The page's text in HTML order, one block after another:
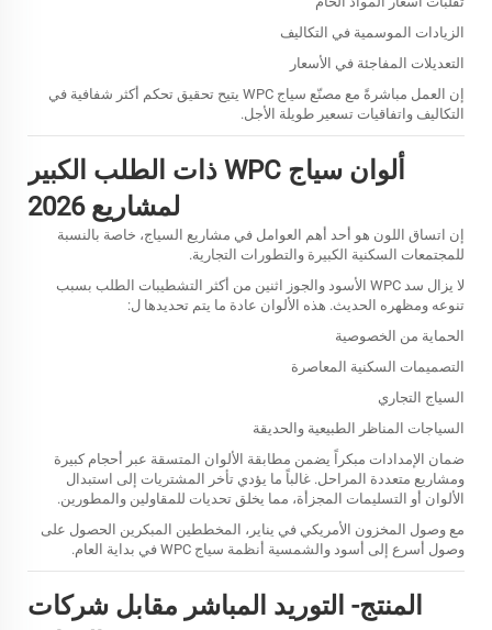
الزيادات الموسمية في التكاليف
التعديلات المفاجئة في الأسعار
إن العمل مباشرةً مع مصنّع سياج WPC يتيح تحقيق تحكم أكثر شفافية في
التكاليف واتفاقيات تسعير طويلة الأجل.
ألوان سياج WPC ذات الطلب الكبير
لمشاريع 2026
إن اتساق اللون هو أحد أهم العوامل في مشاريع السياج، خاصة بالنسبة
للمجتمعات السكنية الكبيرة والتطورات التجارية.
لا يزال سد WPC الأسود والجوز اثنين من أكثر التشطيبات الطلب بسبب
تنوعه ومظهره الحديث. هذه الألوان عادة ما يتم تحديدها ل:
الحماية من الخصوصية
التصميمات السكنية المعاصرة
السياج التجاري
السياجات المناظر الطبيعية والحديقة
ضمان الإمدادات مبكراً يضمن مطابقة الألوان المتسقة عبر أحجام كبيرة
ومشاريع متعددة المراحل. غالباً ما يؤدي تأخر المشتريات إلى استبدال
الألوان أو التسليمات المجزأة، مما يخلق تحديات للمقاولين والمطورين.
مع وصول المخزون الأمريكي في يناير، المخططين المبكرين الحصول على
وصول أسرع إلى أسود والشمسية أنظمة سياج WPC في بداية العام.
المنتج- التوريد المباشر مقابل شركات